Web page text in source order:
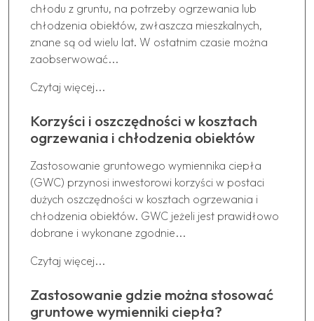
chłodu z gruntu, na potrzeby ogrzewania lub
chłodzenia obiektów, zwłaszcza mieszkalnych,
znane są od wielu lat. W ostatnim czasie można
zaobserwować...
Czytaj więcej...
Korzyści i oszczędności w kosztach
ogrzewania i chłodzenia obiektów
Zastosowanie gruntowego wymiennika ciepła
(GWC) przynosi inwestorowi korzyści w postaci
dużych oszczędności w kosztach ogrzewania i
chłodzenia obiektów. GWC jeżeli jest prawidłowo
dobrane i wykonane zgodnie...
Czytaj więcej...
Zastosowanie gdzie można stosować
gruntowe wymienniki ciepła?